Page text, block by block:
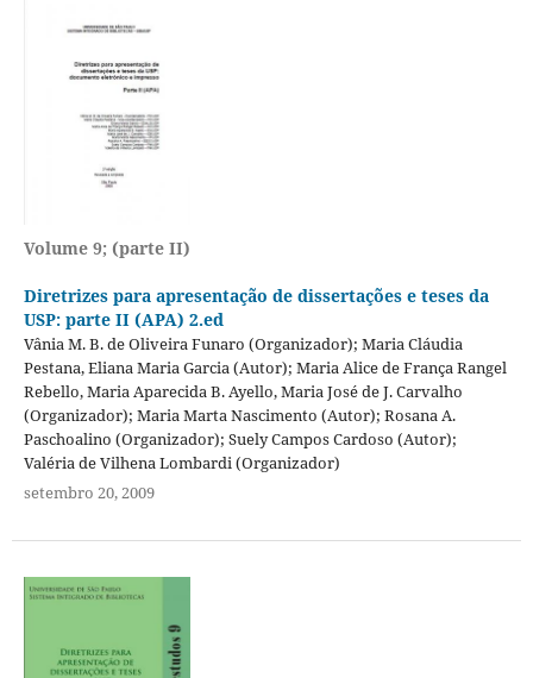
Volume 9; (parte II)
Diretrizes para apresentação de dissertações e teses da
USP: parte II (APA) 2.ed
Vânia M. B. de Oliveira Funaro (Organizador); Maria Cláudia
Pestana, Eliana Maria Garcia (Autor); Maria Alice de França Rangel
Rebello, Maria Aparecida B. Ayello, Maria José de J. Carvalho
(Organizador); Maria Marta Nascimento (Autor); Rosana A.
Paschoalino (Organizador); Suely Campos Cardoso (Autor);
Valéria de Vilhena Lombardi (Organizador)
setembro 20, 2009